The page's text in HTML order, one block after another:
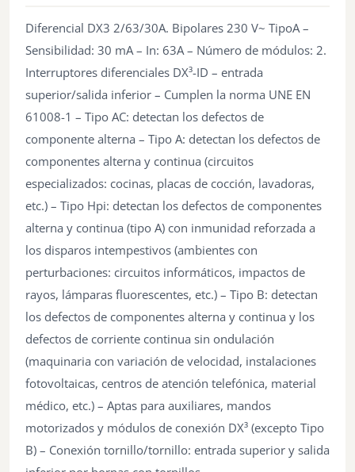
Diferencial DX3 2/63/30A. Bipolares 230 V~ TipoA –
Sensibilidad: 30 mA – In: 63A – Número de módulos: 2.
Interruptores diferenciales DX³-ID – entrada
superior/salida inferior – Cumplen la norma UNE EN
61008-1 – Tipo AC: detectan los defectos de
componente alterna – Tipo A: detectan los defectos de
componentes alterna y continua (circuitos
especializados: cocinas, placas de cocción, lavadoras,
etc.) – Tipo Hpi: detectan los defectos de componentes
alterna y continua (tipo A) con inmunidad reforzada a
los disparos intempestivos (ambientes con
perturbaciones: circuitos informáticos, impactos de
rayos, lámparas fluorescentes, etc.) – Tipo B: detectan
los defectos de componentes alterna y continua y los
defectos de corriente continua sin ondulación
(maquinaria con variación de velocidad, instalaciones
fotovoltaicas, centros de atención telefónica, material
médico, etc.) – Aptas para auxiliares, mandos
motorizados y módulos de conexión DX³ (excepto Tipo
B) – Conexión tornillo/tornillo: entrada superior y salida